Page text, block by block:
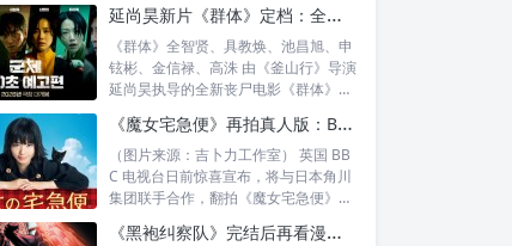
延尚昊新片《群体》定档：全智贤时隔11年回归大银幕，池昌旭、具教焕联手闯丧尸危机
《群体》全智贤、具教焕、池昌旭、申
铉彬、金信禄、高洙 由《釜山行》导演
延尚昊执导的全新丧尸电影《群体》正
《魔女宅急便》再拍真人版：BBC 联手角川打造“英国版”剧集
（图片来源：吉卜力工作室） 英国 BB
C 电视台日前惊喜宣布，将与日本角川
集团联手合作，翻拍《魔女宅急便》的
《黑袍纠察队》完结后再看漫画结局：护国超人之死，比剧版残酷得多